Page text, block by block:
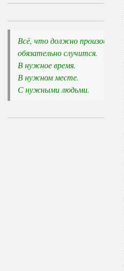
Всё, что должно произойти,
обязательно случится.
В нужное время.
В нужном месте.
С нужными людьми.